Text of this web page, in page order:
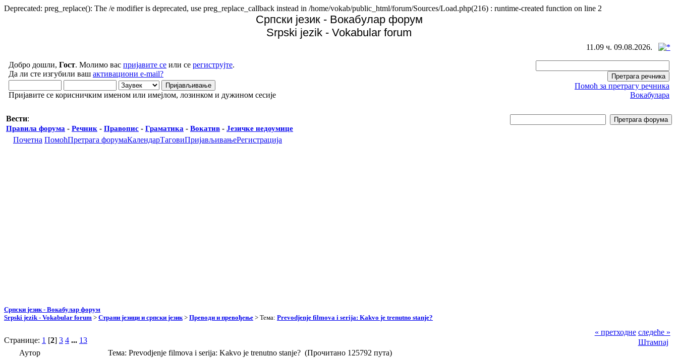
Deprecated: preg_replace(): The /e modifier is deprecated, use preg_replace_callback instead in /home/vokab/public_html/forum/Sources/Load.php(216) : runtime-created function on line 2
Српски језик - Вокабулар форум
Srpski jezik - Vokabular forum
11.09 ч. 09.08.2026.
Добро дошли, Гост. Молимо вас пријавите се или се региструјте.
Да ли сте изгубили ваш активациони e-mail?
Пријавите се корисничким именом или имејлом, лозинком и дужином сесије
Помоћ за претрагу речника
Вокабулара
Вести:
Правила форума - Речник - Правопис - Граматика - Вокатив - Језичке недоумице
Почетна ПомоћПретрага форумаКалендарТаговиПријављивањеРегистрација
Српски језик - Вокабулар форум
Srpski jezik - Vokabular forum > Страни језици и српски језик > Преводи и превођење > Тема: Prevodjenje filmova i serija: Kakvo je trenutno stanje?
Странице: 1 [2] 3 4 ... 13
« претходне следеће »
Штампај
Аутор
Тема: Prevodjenje filmova i serija: Kakvo je trenutno stanje? (Прочитано 125792 пута)